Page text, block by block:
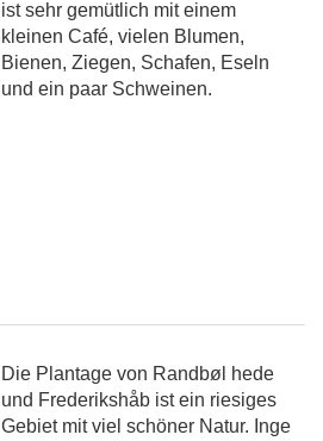
ist sehr gemütlich mit einem
kleinen Café, vielen Blumen,
Bienen, Ziegen, Schafen, Eseln
und ein paar Schweinen.
Die Plantage von Randbøl hede
und Frederikshåb ist ein riesiges
Gebiet mit viel schöner Natur. Inge